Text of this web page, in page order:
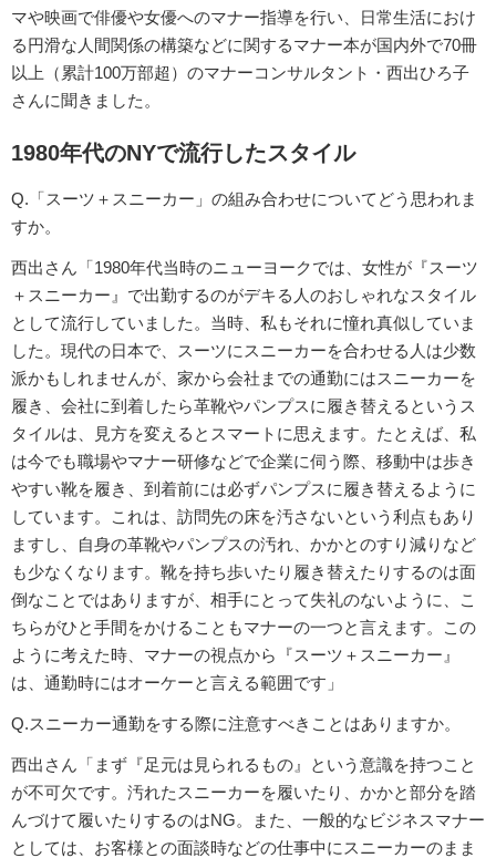
マや映画で俳優や女優へのマナー指導を行い、日常生活におけ
る円滑な人間関係の構築などに関するマナー本が国内外で70冊
以上（累計100万部超）のマナーコンサルタント・西出ひろ子
さんに聞きました。
1980年代のNYで流行したスタイル
Q.「スーツ＋スニーカー」の組み合わせについてどう思われま
すか。
西出さん「1980年代当時のニューヨークでは、女性が『スーツ
＋スニーカー』で出勤するのがデキる人のおしゃれなスタイル
として流行していました。当時、私もそれに憧れ真似していま
した。現代の日本で、スーツにスニーカーを合わせる人は少数
派かもしれませんが、家から会社までの通勤にはスニーカーを
履き、会社に到着したら革靴やパンプスに履き替えるというス
タイルは、見方を変えるとスマートに思えます。たとえば、私
は今でも職場やマナー研修などで企業に伺う際、移動中は歩き
やすい靴を履き、到着前には必ずパンプスに履き替えるように
しています。これは、訪問先の床を汚さないという利点もあり
ますし、自身の革靴やパンプスの汚れ、かかとのすり減りなど
も少なくなります。靴を持ち歩いたり履き替えたりするのは面
倒なことではありますが、相手にとって失礼のないように、こ
ちらがひと手間をかけることもマナーの一つと言えます。この
ように考えた時、マナーの視点から『スーツ＋スニーカー』
は、通勤時にはオーケーと言える範囲です」
Q.スニーカー通勤をする際に注意すべきことはありますか。
西出さん「まず『足元は見られるもの』という意識を持つこと
が不可欠です。汚れたスニーカーを履いたり、かかと部分を踏
んづけて履いたりするのはNG。また、一般的なビジネスマナー
としては、お客様との面談時などの仕事中にスニーカーのまま